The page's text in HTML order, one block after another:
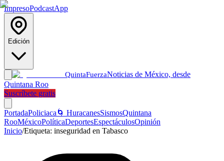
ImpresoPodcastApp
Edición
QuintaFuerzaNoticias de México, desde
Quintana Roo
Suscríbete gratis
PortadaPoliciaca 🌀 HuracanesSismosQuintana
RooMéxicoPolíticaDeportesEspectáculosOpinión
Inicio/Etiqueta: inseguridad en Tabasco